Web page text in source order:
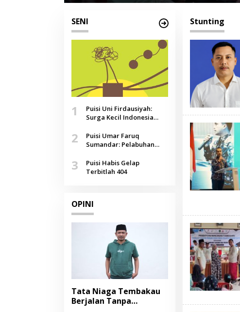
SENI
1
Puisi Uni Firdausiyah:
Surga Kecil Indonesia
Doa yang Jauh, Narasi
Agustus
2
Puisi Umar Faruq
Sumandar: Pelabuhan
Selendang Benang Merah
Lombang
3
Puisi Habis Gelap
Terbitlah 404
OPINI
Tata Niaga Tembakau
Berjalan Tanpa
Stunting